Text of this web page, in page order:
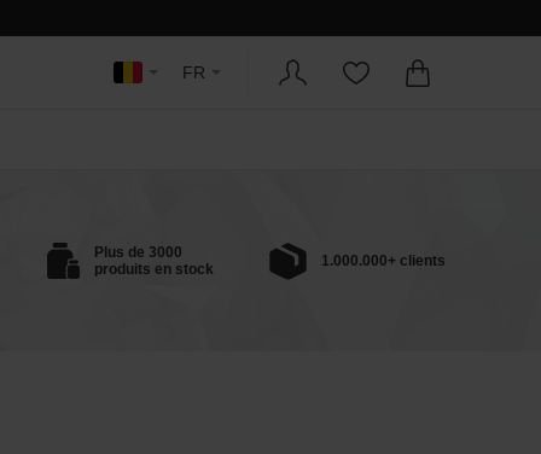
FR
Plus de 3000
produits en stock
1.000.000+ clients